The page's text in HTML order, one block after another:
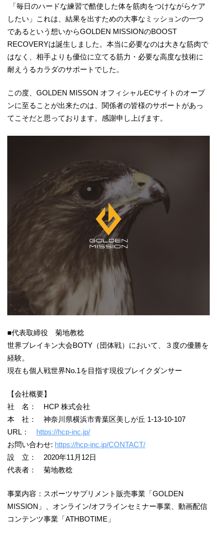
「毎日のハードな練習で酷使した体を筋肉をつけながらケア
したい」これは、結果を出すための大事なミッションの一つ
であるという想いからGOLDEN MISSIONのBOOST
RECOVERYは誕生しました。本当に必要なのは大きな筋肉で
はなく、相手よりも優位に立てる筋力・必要な高度な技術に
耐えうるカラダのサポートでした。
この度、GOLDEN MISSON オフィシャルECサイトのオープ
ンに至ることが出来たのは、関係者の皆様のサポートがあっ
てこそだと思っております。感謝申し上げます。
■代表取締役 菊地教稔
世界ブレイキン大会BOTY（団体戦）において、３度の優勝を
経験。
現在も個人戦世界No.1を目指す現役ブレイクダンサー
【会社概要】
社 名： HCP 株式会社
本 社： 神奈川県横浜市青葉区美しが丘 1-13-10-107
URL： https://hcp-inc.jp/
お問い合わせ: https://hcp-inc.jp/CONTACT/
設 立： 2020年11月12日
代表者： 菊地教稔
事業内容：スポーツサプリメント販売事業「GOLDEN
MISSION」、オンライン/オフラインセミナー事業、動画配信
コンテンツ事業「ATHBOTIME」